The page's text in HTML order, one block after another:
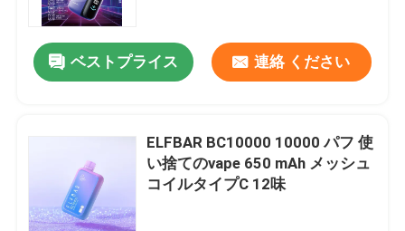
ベストプライス 連絡 ください
ELFBAR BC10000 10000 パフ 使
い捨てのvape 650 mAh メッシュ
コイルタイプC 12味